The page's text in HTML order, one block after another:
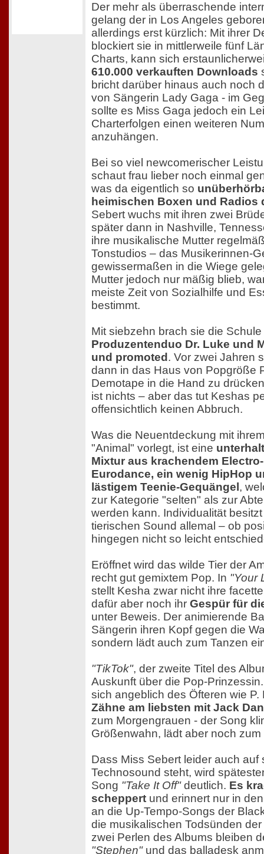
Der mehr als überraschende
gelang der in Los Angeles
allerdings erst kürzlich: Mit ihrer
blockiert sie in mittlerweile fünf
Charts, kann sich
610.000 verkauften Downloads
bricht darüber hinaus auch noch
von Sängerin Lady Gaga - im
sollte es Miss Gaga jedoch ein
Charterfolgen einen weiteren
anzuhängen.
Bei so viel newcomerischer
schaut frau lieber noch einmal
was da eigentlich so
heimischen Boxen und Radios
Sebert wuchs mit ihren zwei
später dann in Nashville,
ihre musikalische Mutter
Tonstudios – das Musikerinnen-
gewissermaßen in die Wiege
Mutter jedoch nur mäßig blieb,
meiste Zeit von Sozialhilfe und
bestimmt.
Mit siebzehn brach sie die
Produzentenduo Dr. Luke und
und promoted . Vor zwei Jahren
dann in das Haus von Popgröße
Demotape in die Hand zu
ist nichts – aber das tut Keshas
offensichtlich keinen Abbruch.
Was die Neuentdeckung mit
"Animal" vorlegt, ist eine
Mixtur aus krachendem
Eurodance, ein wenig HipHop
lästigem Teenie-Gequängel ,
zur Kategorie "selten" als zur
werden kann. Individualität
tierischen Sound allemal – ob
hingegen nicht so leicht
Eröffnet wird das wilde Tier der
recht gut gemixtem Pop. In "Your
stellt Kesha zwar nicht ihre
dafür aber noch ihr Gespür für
unter Beweis. Der animierende
Sängerin ihren Kopf gegen die
sondern lädt auch zum Tanzen
"TikTok", der zweite Titel des
Auskunft über die Pop-
sich angeblich des Öfteren wie
Zähne am liebsten mit Jack
zum Morgengrauen - der Song
Größenwahn, lädt aber noch
Dass Miss Sebert leider auch auf
Technosound steht, wird
Song "Take It Off"deutlich. Es
scheppert und erinnert nur in
an die Up-Tempo-Songs der
die musikalischen Todsünden
zwei Perlen des Albums bleiben
"Stephen"und das balladesk